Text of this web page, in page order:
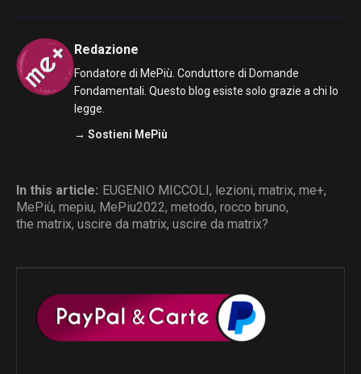
Redazione
Fondatore di MePiù. Conduttore di Domande
Fondamentali. Questo blog esiste solo grazie a chi lo
legge.
→ Sostieni MePiù
In this article: EUGENIO MICCOLI, lezioni, matrix, me+,
MePiù, mepiu, MePiu2022, metodo, rocco bruno,
the matrix, uscire da matrix, uscire da matrix?